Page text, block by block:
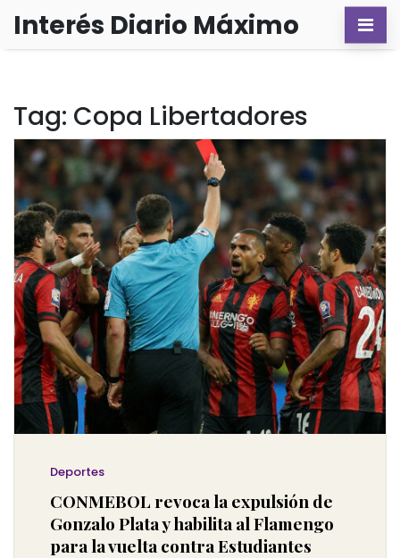
Interés Diario Máximo
Tag: Copa Libertadores
Deportes
CONMEBOL revoca la expulsión de
Gonzalo Plata y habilita al Flamengo
para la vuelta contra Estudiantes